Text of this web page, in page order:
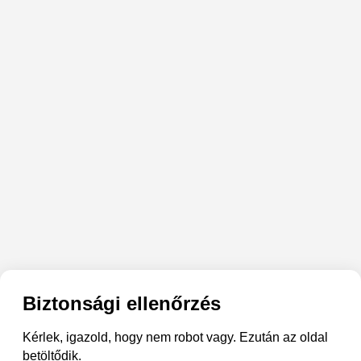
Biztonsági ellenőrzés
Kérlek, igazold, hogy nem robot vagy. Ezután az oldal
betöltődik.